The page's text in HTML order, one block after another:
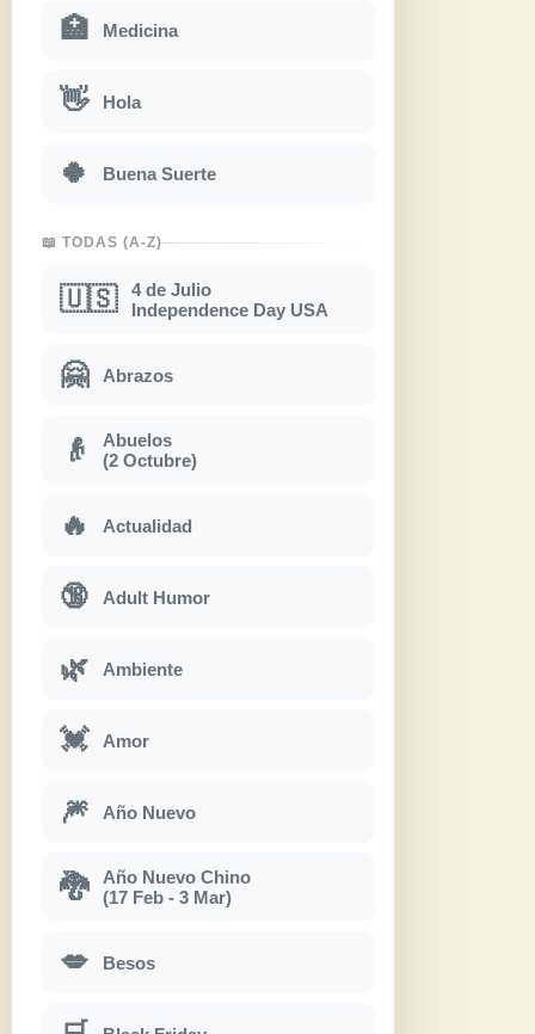
🏥 Medicina
👋 Hola
🍀 Buena Suerte
📖 TODAS (A-Z)
🇺🇸
4 de Julio
Independence Day USA
🤗 Abrazos
👴
Abuelos
(2 Octubre)
🔥 Actualidad
🔞 Adult Humor
🌿 Ambiente
💓 Amor
🎆 Año Nuevo
🐉
Año Nuevo Chino
(17 Feb - 3 Mar)
💋 Besos